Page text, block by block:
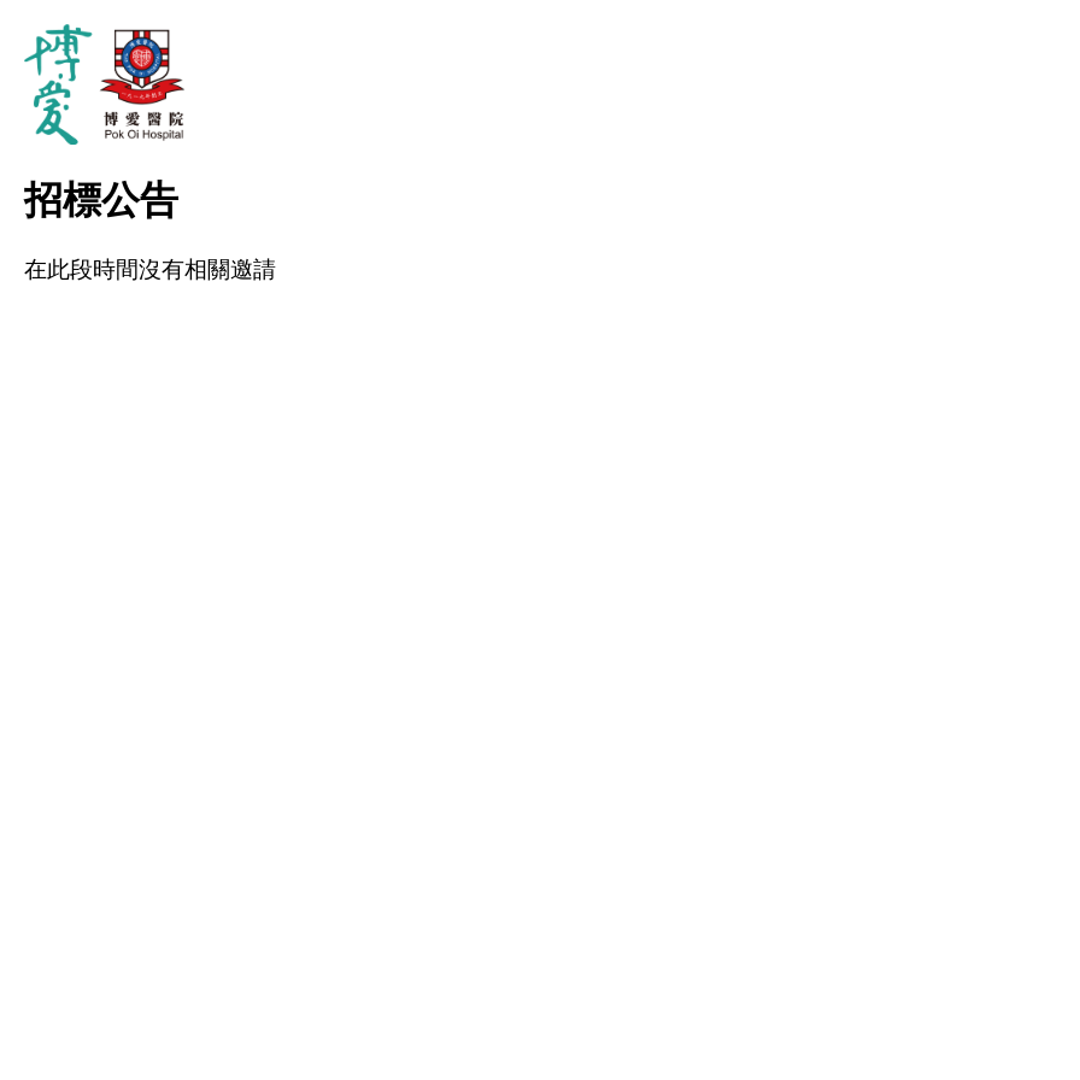
招標公告
在此段時間沒有相關邀請